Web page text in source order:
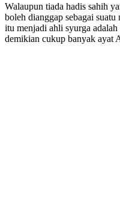
Walaupun tiada hadis sahih
boleh dianggap sebagai
itu menjadi ahli syurga
demikian cukup banyak ayat